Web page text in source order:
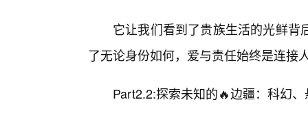
它让我们看到了贵族生活的光鲜
了无论身份如何，爱与责任始终是连接
Part2.2:探索未知的🔥边疆：科幻